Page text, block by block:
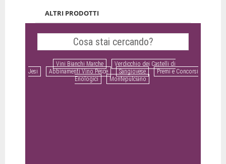
ALTRI PRODOTTI
Vini Bianchi Marche
Verdicchio dei Castelli di
Jesi
Abbinamenti Vino Pesce Sangiovese
Premi e Concorsi
Enologici
Montepulciano